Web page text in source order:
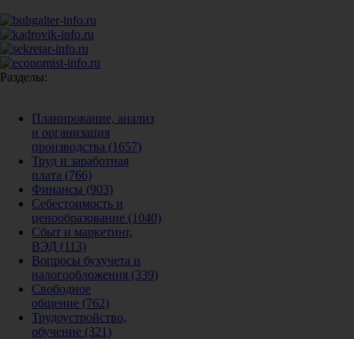
Разделы:
Планирование, анализ
и организация
производства (1657)
Труд и заработная
плата (766)
Финансы (903)
Себестоимость и
ценообразование (1040)
Сбыт и маркетинг,
ВЭД (113)
Вопросы бухучета и
налогообложения (339)
Свободное
общение (762)
Трудоустройство,
обучение (321)